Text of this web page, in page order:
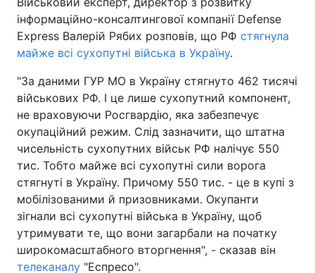
інформаційно-консалтингової компанії Defense
Express Валерій Рябих розповів, що РФ стягнула
майже всі сухопутні війська в Україну.
"За даними ГУР МО в Україну стягнуто 462 тисячі
військових РФ. І це лише сухопутний компонент,
не враховуючи Росгвардію, яка забезпечує
окупаційний режим. Слід зазначити, що штатна
чисельність сухопутних військ РФ налічує 550
тис. Тобто майже всі сухопутні сили ворога
стягнуті в Україну. Причому 550 тис. - це в купі з
мобілізованими й призовниками. Окупанти
зігнали всі сухопутні війська в Україну, щоб
утримувати те, що вони загарбали на початку
широкомасштабного вторгнення", - сказав він
телеканалу "Еспресо".